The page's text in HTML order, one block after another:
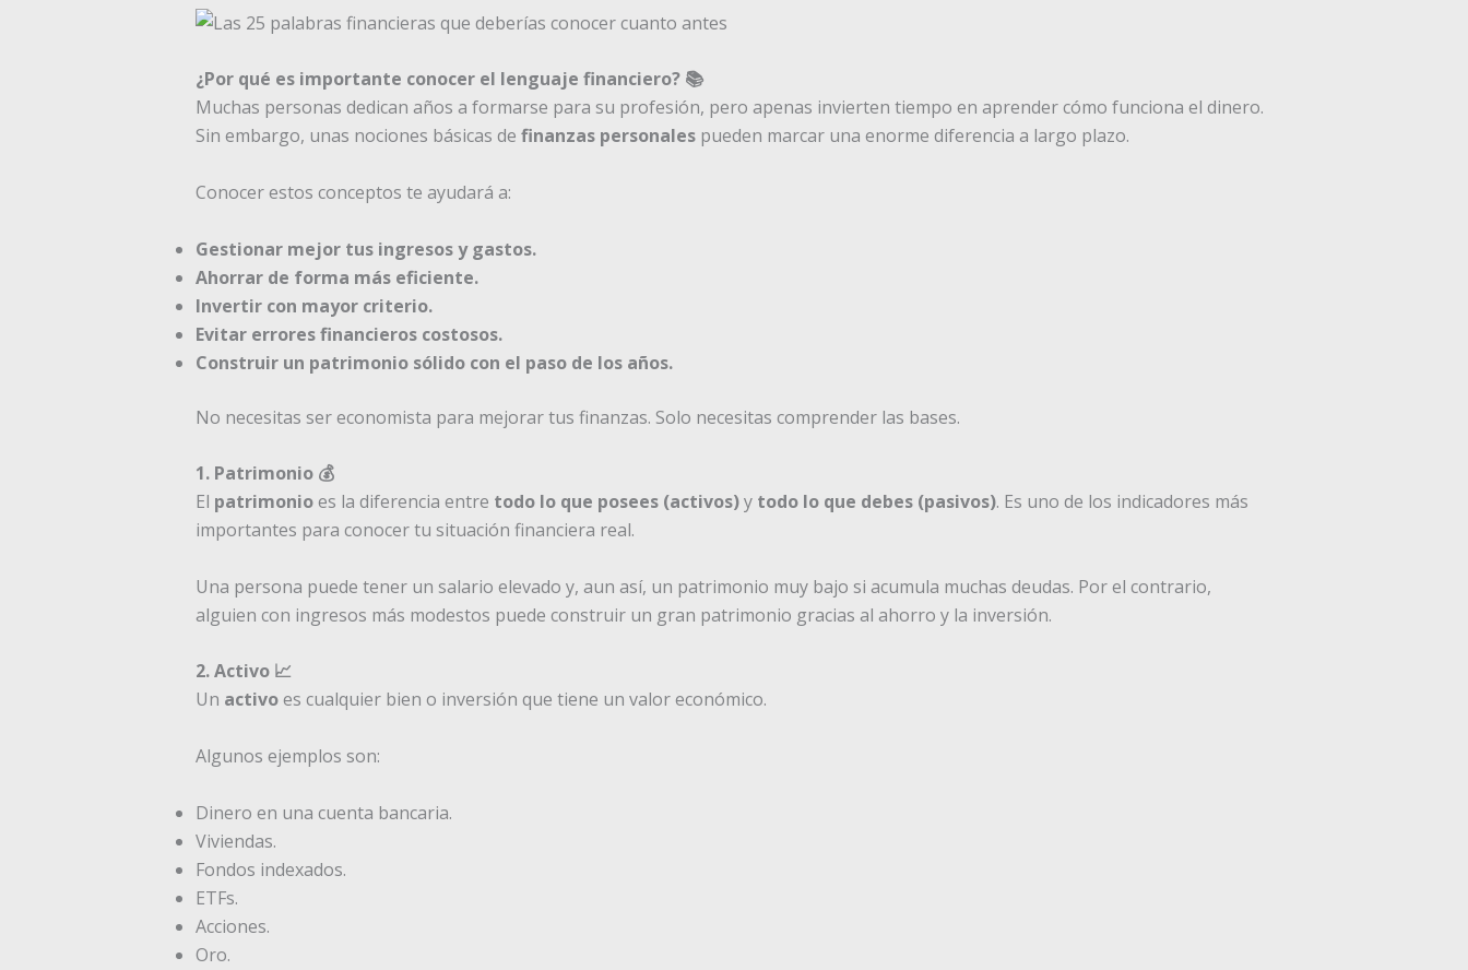
¿Por qué es importante conocer el lenguaje financiero? 📚
Muchas personas dedican años a formarse para su profesión, pero apenas invierten tiempo en aprender cómo funciona el dinero.
Sin embargo, unas nociones básicas de finanzas personalespueden marcar una enorme diferencia a largo plazo.
Conocer estos conceptos te ayudará a:
Gestionar mejor tus ingresos y gastos.
Ahorrar de forma más eficiente.
Invertir con mayor criterio.
Evitar errores financieros costosos.
Construir un patrimonio sólido con el paso de los años.
No necesitas ser economista para mejorar tus finanzas. Solo necesitas comprender las bases.
1. Patrimonio 💰
El patrimonioes la diferencia entre todo lo que posees (activos)y todo lo que debes (pasivos). Es uno de los indicadores más
importantes para conocer tu situación financiera real.
Una persona puede tener un salario elevado y, aun así, un patrimonio muy bajo si acumula muchas deudas. Por el contrario,
alguien con ingresos más modestos puede construir un gran patrimonio gracias al ahorro y la inversión.
2. Activo 📈
Un activoes cualquier bien o inversión que tiene un valor económico.
Algunos ejemplos son:
Dinero en una cuenta bancaria.
Viviendas.
Fondos indexados.
ETFs.
Acciones.
Oro.